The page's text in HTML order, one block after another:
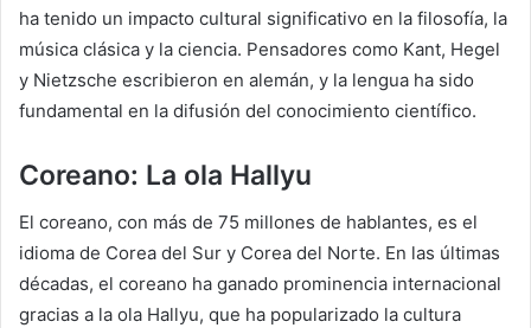
ha tenido un impacto cultural significativo en la filosofía, la
música clásica y la ciencia. Pensadores como Kant, Hegel
y Nietzsche escribieron en alemán, y la lengua ha sido
fundamental en la difusión del conocimiento científico.
Coreano: La ola Hallyu
El coreano, con más de 75 millones de hablantes, es el
idioma de Corea del Sur y Corea del Norte. En las últimas
décadas, el coreano ha ganado prominencia internacional
gracias a la ola Hallyu, que ha popularizado la cultura